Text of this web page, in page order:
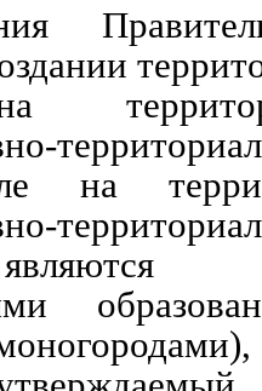
на